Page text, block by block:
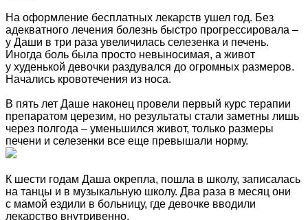
На оформление бесплатных лекарств ушел год. Без
адекватного лечения болезнь быстро прогрессировала –
у Даши в три раза увеличилась селезенка и печень.
Иногда боль была просто невыносимая, а живот
у худенькой девочки раздувался до огромных размеров.
Начались кровотечения из носа.
В пять лет Даше наконец провели первый курс терапии
препаратом церезим, но результаты стали заметны лишь
через полгода – уменьшился живот, только размеры
печени и селезенки все еще превышали норму.
К шести годам Даша окрепла, пошла в школу, записалась
на танцы и в музыкальную школу. Два раза в месяц они
с мамой ездили в больницу, где девочке вводили
лекарство внутривенно.